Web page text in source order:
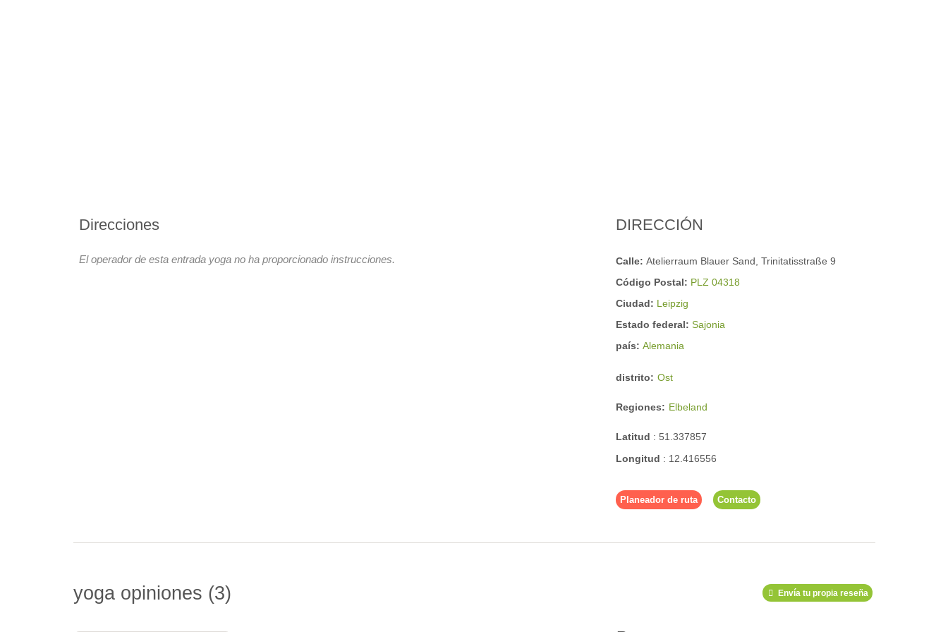
Direcciones
El operador de esta entrada yoga no ha proporcionado instrucciones.
DIRECCIÓN
Calle:Atelierraum Blauer Sand, Trinitatisstraße 9
Código Postal: PLZ 04318
Ciudad: Leipzig
Estado federal:Sajonia
país:Alemania
distrito: Ost
Regiones: Elbeland
Latitud :51.337857
Longitud : 12.416556
Planeador de ruta Contacto
yoga opiniones 3 Envía tu propia reseña